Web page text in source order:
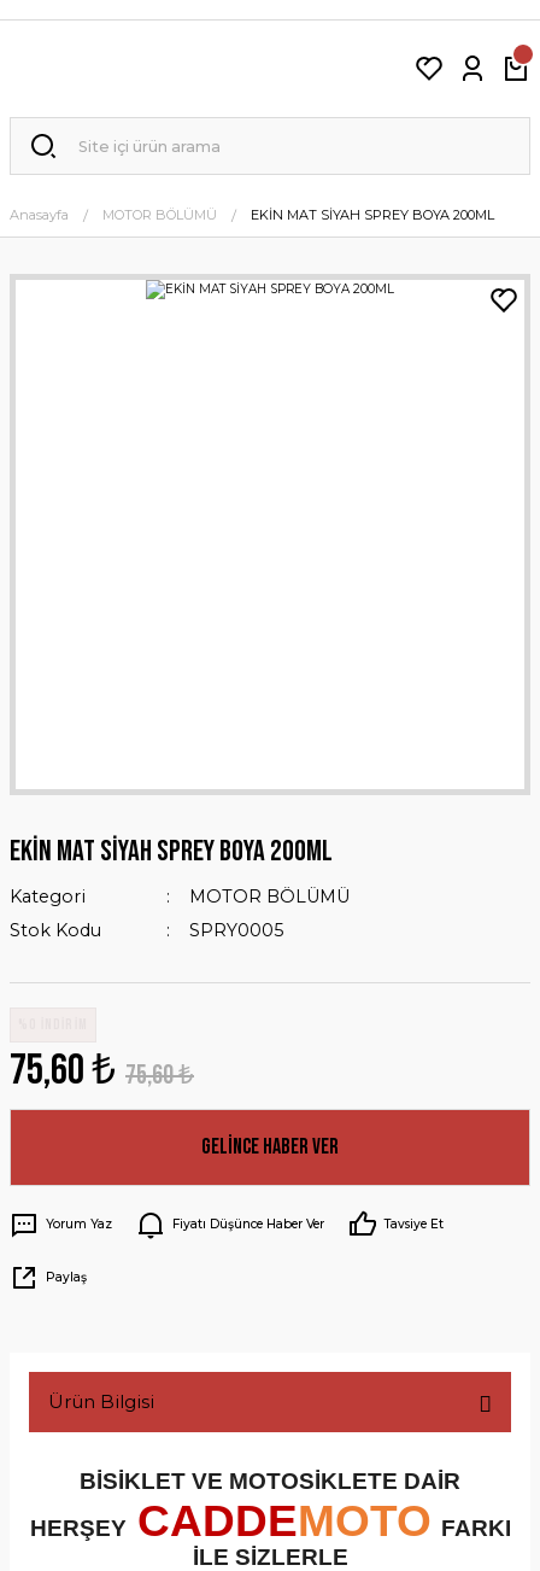
Anasayfa MOTOR BÖLÜMÜ EKİN MAT SİYAH SPREY BOYA 200ML
EKİN MAT SİYAH SPREY BOYA 200ML
Kategori
MOTOR BÖLÜMÜ
Stok Kodu
SPRY0005
75,60 ₺ 75,60 ₺
Gelince Haber Ver
Yorum Yaz Fiyatı Düşünce Haber Ver Tavsiye Et
Paylaş
Ürün Bilgisi
BİSİKLET VE MOTOSİKLETE DAİR
HERŞEY CADDEMOTO FARKI
İLE SİZLERLE